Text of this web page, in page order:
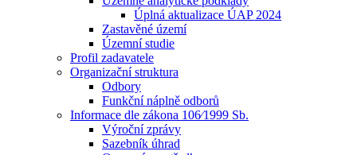
Úplná aktualizace ÚAP 2024
Zastavěné území
Územní studie
Profil zadavatele
Organizační struktura
Odbory
Funkční náplně odborů
Informace dle zákona 106⁄1999 Sb.
Výroční zprávy
Sazebník úhrad